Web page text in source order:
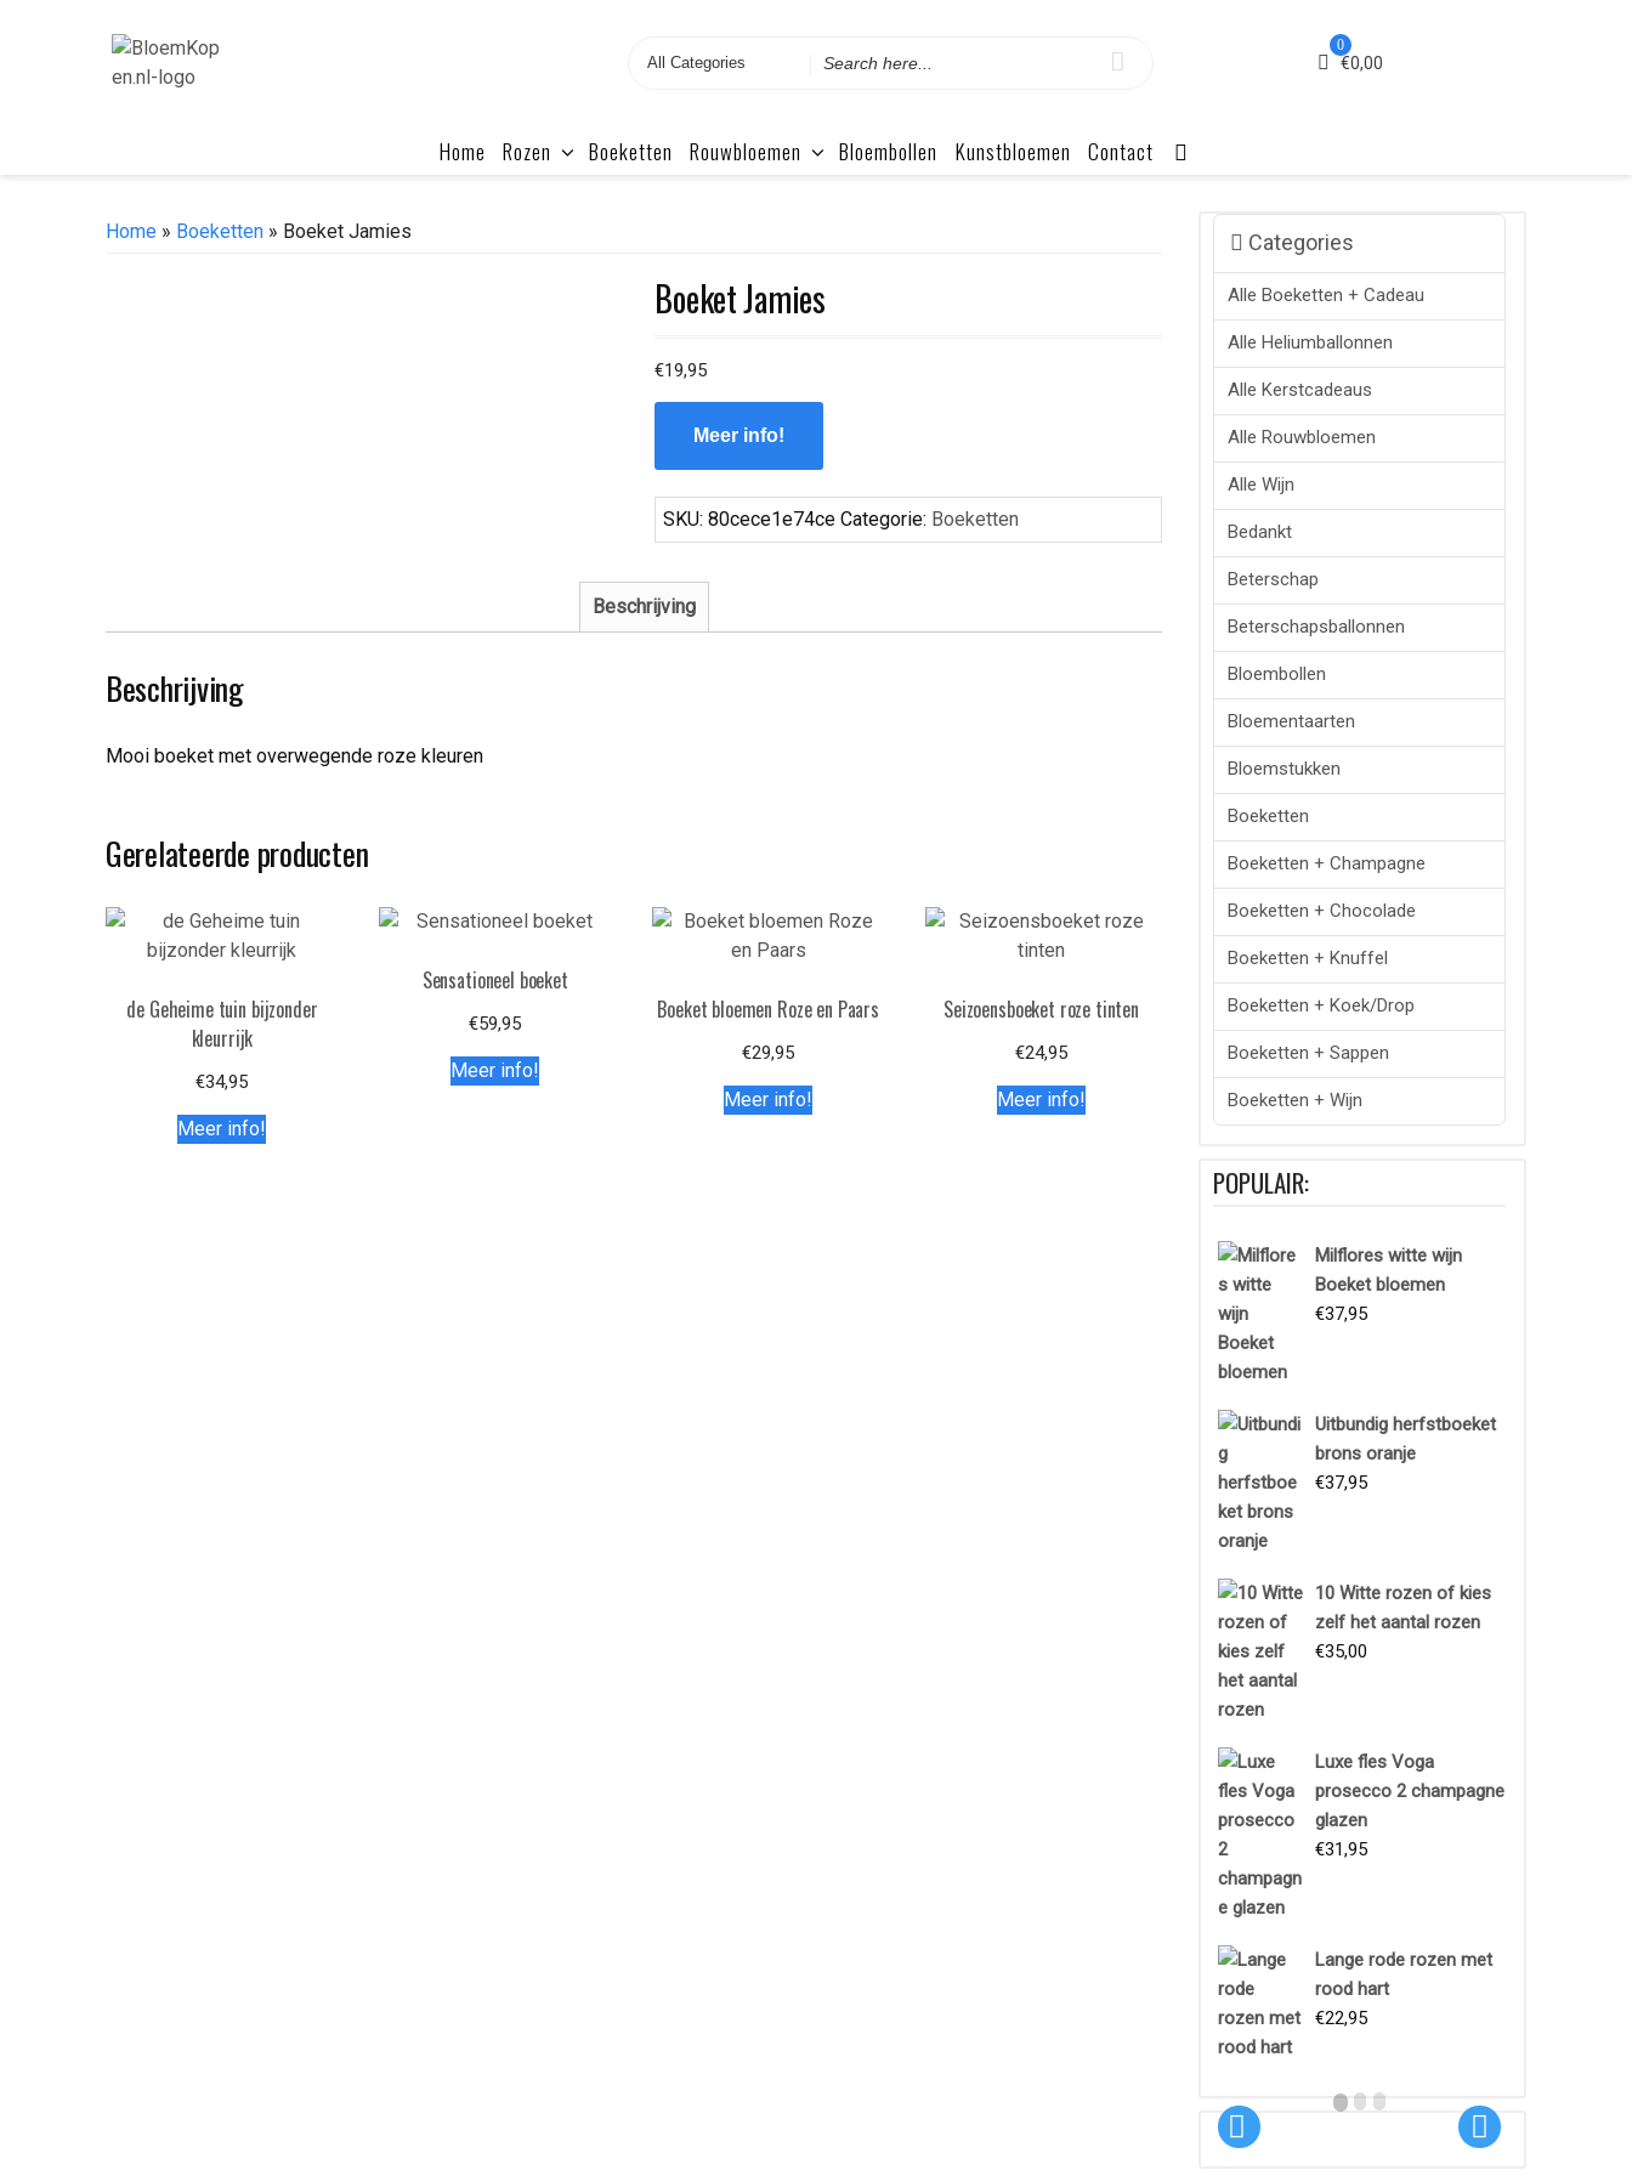
Search
0
€0,00
Home Rozen Boeketten Rouwbloemen Bloembollen Kunstbloemen Contact
Home » Boeketten » Boeket Jamies
Boeket Jamies
€19,95
Meer info!
SKU:80cece1e74ce Categorie: Boeketten
Beschrijving
Beschrijving
Mooi boeket met overwegende roze kleuren
Gerelateerde producten
de Geheime tuin bijzonder
kleurrijk
€34,95
Meer info!
Sensationeel boeket
€59,95
Meer info!
Boeket bloemen Roze en Paars
€29,95
Meer info!
Seizoensboeket roze tinten
€24,95
Meer info!
Categories
Alle Boeketten + Cadeau
Alle Heliumballonnen
Alle Kerstcadeaus
Alle Rouwbloemen
Alle Wijn
Bedankt
Beterschap
Beterschapsballonnen
Bloembollen
Bloementaarten
Bloemstukken
Boeketten
Boeketten + Champagne
Boeketten + Chocolade
Boeketten + Knuffel
Boeketten + Koek/drop
Boeketten + Sappen
Boeketten + Wijn
POPULAIR:
Milflores witte wijn
Boeket bloemen
€37,95
Uitbundig herfstboeket
brons oranje
€37,95
10 Witte rozen of kies
zelf het aantal rozen
€35,00
Luxe fles Voga
prosecco 2 champagne
glazen
€31,95
Lange rode rozen met
rood hart
€22,95
Boeket
Proeftuin